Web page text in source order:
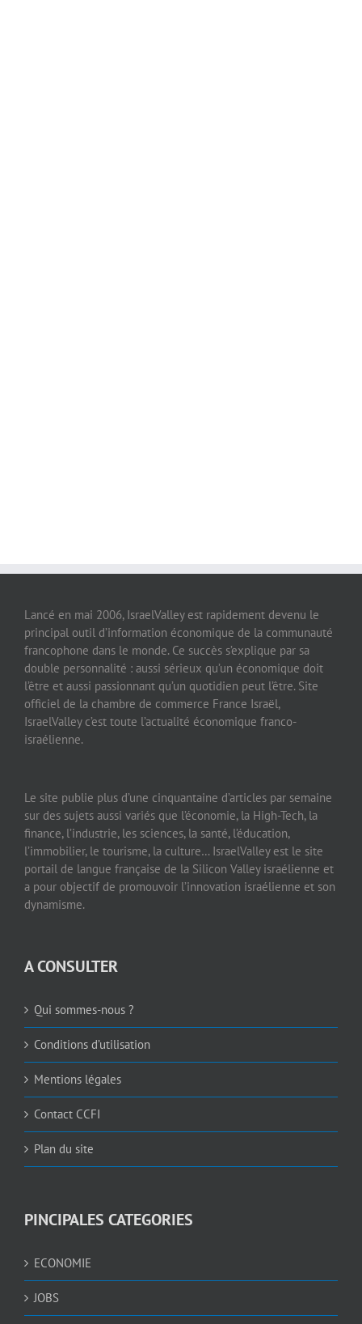
Lancé en mai 2006, IsraelValley est rapidement devenu le
principal outil d’information économique de la communauté
francophone dans le monde. Ce succès s’explique par sa
double personnalité : aussi sérieux qu’un économique doit
l’être et aussi passionnant qu’un quotidien peut l’être. Site
officiel de la chambre de commerce France Israël,
IsraelValley c’est toute l’actualité économique franco-
israélienne.
Le site publie plus d’une cinquantaine d’articles par semaine
sur des sujets aussi variés que l’économie, la High-Tech, la
finance, l’industrie, les sciences, la santé, l’éducation,
l’immobilier, le tourisme, la culture… IsraelValley est le site
portail de langue française de la Silicon Valley israélienne et
a pour objectif de promouvoir l’innovation israélienne et son
dynamisme.
A CONSULTER
Qui sommes-nous ?
Conditions d’utilisation
Mentions légales
Contact CCFI
Plan du site
PINCIPALES CATEGORIES
ECONOMIE
JOBS